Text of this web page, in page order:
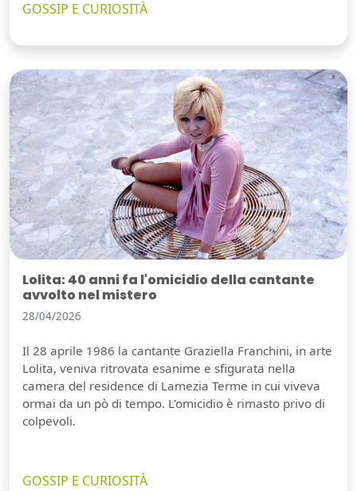
GOSSIP E CURIOSITÀ
Lolita: 40 anni fa l'omicidio della cantante
avvolto nel mistero
28/04/2026
Il 28 aprile 1986 la cantante Graziella Franchini, in arte
Lolita, veniva ritrovata esanime e sfigurata nella
camera del residence di Lamezia Terme in cui viveva
ormai da un pò di tempo. L'omicidio è rimasto privo di
colpevoli.
GOSSIP E CURIOSITÀ